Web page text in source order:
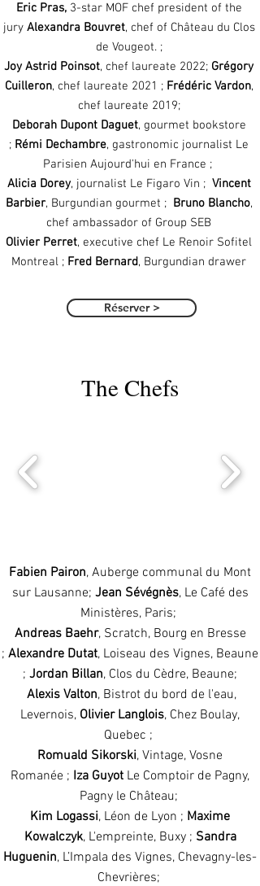
Eric Pras, 3-star MOF chef president of the
jury Alexandra Bouvret, chef of Château du Clos
de Vougeot.;
Joy Astrid Poinsot, chef laureate 2022; Grégory
Cuilleron, chef laureate 2021 ; Frédéric Vardon,
chef laureate 2019;
Deborah Dupont Daguet, gourmet bookstore
; Rémi Dechambre, gastronomic journalist Le
Parisien Aujourd'hui en France ;
Alicia Dorey, journalist Le Figaro Vin ; Vincent
Barbier, Burgundian gourmet ; Bruno Blancho,
chef ambassador of Group SEB
Olivier Perret, executive chef Le Renoir Sofitel
Montreal ; Fred Bernard, Burgundian drawer
Réserver >
The Chefs
Fabien Pairon, Auberge communal du Mont
sur Lausanne; Jean Sévégnès, Le Café des
Ministères, Paris;
Andreas Baehr, Scratch, Bourg en Bresse
; Alexandre Dutat, Loiseau des Vignes, Beaune
; Jordan Billan, Clos du Cèdre, Beaune;
Alexis Valton, Bistrot du bord de l'eau,
Levernois, Olivier Langlois, Chez Boulay,
Quebec ;
Romuald Sikorski, Vintage, Vosne
Romanée ; Iza Guyot Le Comptoir de Pagny,
Pagny le Château;
Kim Logassi, Léon de Lyon ; Maxime
Kowalczyk, L'empreinte, Buxy ; Sandra
Huguenin, L’Impala des Vignes, Chevagny-les-
Chevrières;